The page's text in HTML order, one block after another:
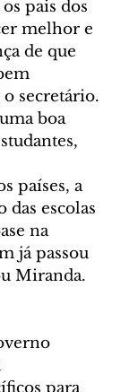
pais dos
melhor e
de que
o secretário.
boa
países, a
escolas
na
já passou
Miranda.